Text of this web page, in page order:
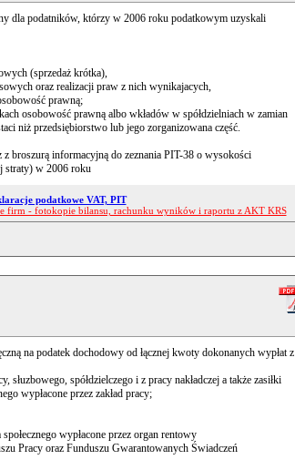
dla podatników, którzy w 2006 roku podatkowym uzyskali
(sprzedaż krótka),
oraz realizacji praw z nich wynikajacych,
prawną;
osobowość prawną albo wkładów w spółdzielniach w zamian
niż przedsiębiorstwo lub jego zorganizowana część.
broszurą informacyjną do zeznania PIT-38 o wysokości
straty) w 2006 roku
podatkowe VAT, PIT
firm - fotokopie bilansu, rachunku wyników i raportu z AKT KRS
na podatek dochodowy od łącznej kwoty dokonanych wypłat z
słuzbowego, spółdzielczego i z pracy nakładczej a także zasiłki
wypłacone przez zakład pracy;
wypłacone przez organ rentowy
Pracy oraz Funduszu Gwarantowanych Świadczeń